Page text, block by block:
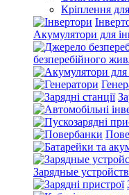
Кріплення
Акумулятори для
безперебійного
Зарядные